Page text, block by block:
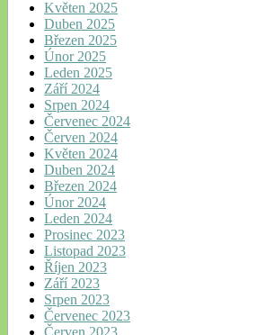
Květen 2025
Duben 2025
Březen 2025
Únor 2025
Leden 2025
Září 2024
Srpen 2024
Červenec 2024
Červen 2024
Květen 2024
Duben 2024
Březen 2024
Únor 2024
Leden 2024
Prosinec 2023
Listopad 2023
Říjen 2023
Září 2023
Srpen 2023
Červenec 2023
Červen 2023